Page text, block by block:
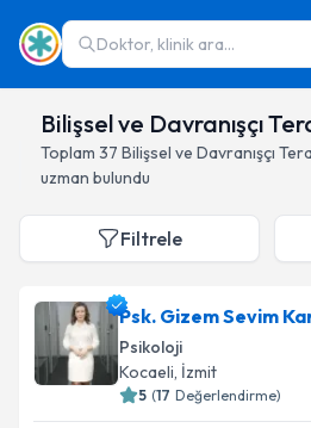
Doktor, klinik ara...
Bilişsel ve Davranışçı
Toplam 37 Bilişsel ve Davranışçı
uzman bulundu
Filtrele
Psk. Gizem Sevim
Psikoloji
Kocaeli, İzmit
5 (17 Değerlendirme)